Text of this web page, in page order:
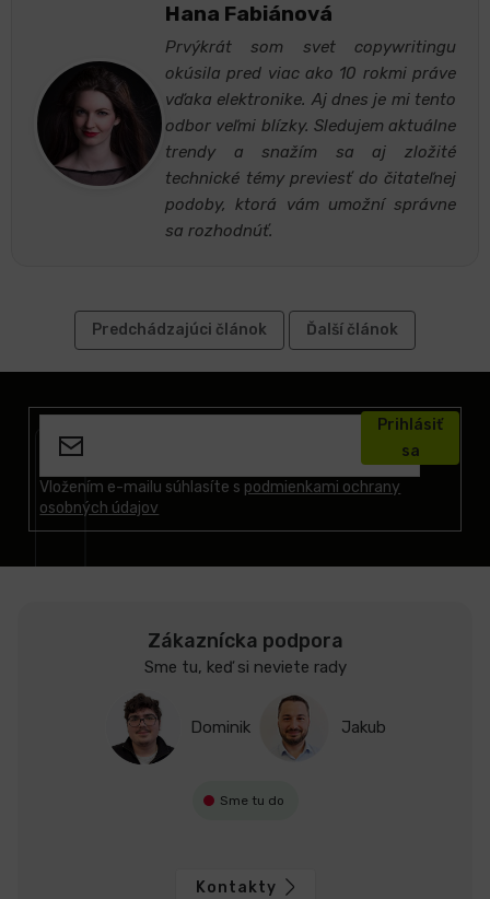
Hana Fabiánová
Prvýkrát som svet copywritingu
okúsila pred viac ako 10 rokmi práve
vďaka elektronike. Aj dnes je mi tento
odbor veľmi blízky. Sledujem aktuálne
trendy a snažím sa aj zložité
technické témy previesť do čitateľnej
podoby, ktorá vám umožní správne
sa rozhodnúť.
Predchádzajúci článok Ďalší článok
Vložením e-mailu súhlasíte s podmienkami ochrany
osobných údajov
Prihlásiť
sa
Zákaznícka podpora
Sme tu, keď si neviete rady
Dominik Jakub
Sme tu do
Kontakty